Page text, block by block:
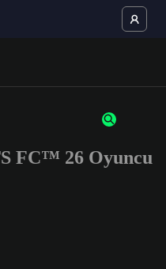
or numbers
FC™ 26 Oyuncu